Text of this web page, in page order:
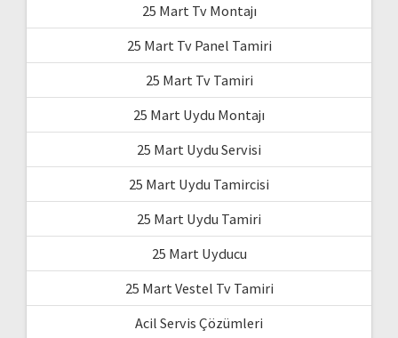
25 Mart Tv Montajı
25 Mart Tv Panel Tamiri
25 Mart Tv Tamiri
25 Mart Uydu Montajı
25 Mart Uydu Servisi
25 Mart Uydu Tamircisi
25 Mart Uydu Tamiri
25 Mart Uyducu
25 Mart Vestel Tv Tamiri
Acil Servis Çözümleri